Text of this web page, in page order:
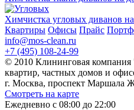
Химчистка угловых диванов
Квартиры Офисы Прайс
info@mos-clean.ru
+7 (495) 108-24-99
© 2010 Клининговая
квартир, частных домов и
г. Москва, проспект Маршала
Смотреть на карте
Ежедневно с 08:00 до 22:00